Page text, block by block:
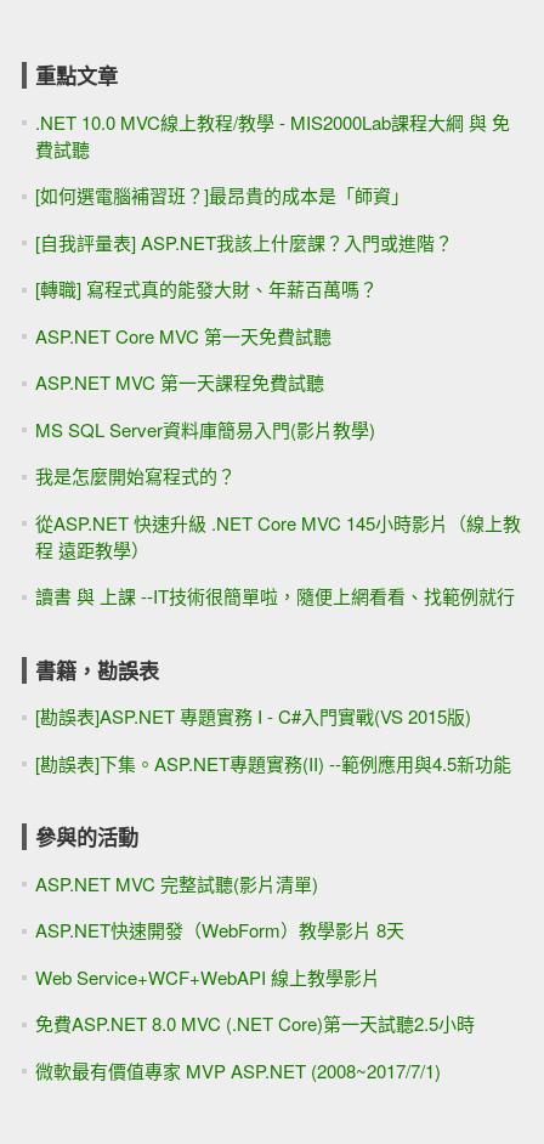
重點文章
.NET 10.0 MVC線上教程/教學 - MIS2000Lab課程大綱 與 免
費試聽
[如何選電腦補習班？]最昂貴的成本是「師資」
[自我評量表] ASP.NET我該上什麼課？入門或進階？
[轉職] 寫程式真的能發大財、年薪百萬嗎？
ASP.NET Core MVC 第一天免費試聽
ASP.NET MVC 第一天課程免費試聽
MS SQL Server資料庫簡易入門(影片教學)
我是怎麼開始寫程式的？
從ASP.NET 快速升級 .NET Core MVC 145小時影片（線上教
程 遠距教學）
讀書 與 上課 --IT技術很簡單啦，隨便上網看看、找範例就行
書籍，勘誤表
[勘誤表]ASP.NET 專題實務 I - C#入門實戰(VS 2015版)
[勘誤表]下集。ASP.NET專題實務(II) --範例應用與4.5新功能
參與的活動
ASP.NET MVC 完整試聽(影片清單)
ASP.NET快速開發（WebForm）教學影片 8天
Web Service+WCF+WebAPI 線上教學影片
免費ASP.NET 8.0 MVC (.NET Core)第一天試聽2.5小時
微軟最有價值專家 MVP ASP.NET (2008~2017/7/1)